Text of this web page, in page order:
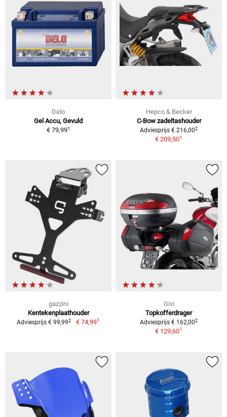
Delo
Gel Accu, Gevuld
€ 79,991
Hepco & Becker
C-Bow zadeltashouder
Adviesprijs € 216,002
€ 209,501
gazzini
Kentekenplaathouder
Adviesprijs € 99,992 € 74,991
Givi
Topkofferdrager
Adviesprijs € 162,002
€ 129,601